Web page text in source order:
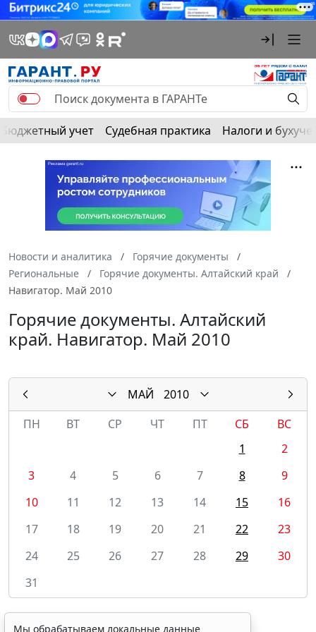
Бюджетный учет Судебная практика Налоги и
Новости и аналитика
Горячие документы
Региональные
Горячие документы. Алтайский край
Навигатор. Май 2010
Горячие документы. Алтайский
край. Навигатор. Май 2010
МАЙ
2010
ПН
ВТ СР ЧТ ПТ СБ
ВС
1
2
3
4 5 6 7 8
9
10
11 12 13 14 15
16
17
18 19 20 21 22
23
24
25 26 27 28 29
30
31
Мы обрабатываем локальные данные